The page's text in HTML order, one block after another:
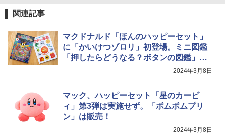
4
カップヌードル カップヌードルPRO シ
ーフードヌードル 高たんぱく&低糖質 さ
らに塩分控えめ 78g×12個
5
カップヌードル カップヌードルPRO し
ょうゆ 高たんぱく&低糖質 さらに塩分控
えめ 75g×12個
4
TOSHIBA(東芝) スチームオーブンレン
ジ 石窯ドーム ER-D80A(K) ブラック 25
0℃ 1段調理 フラットテーブル 電子レン
ジ 赤外線センサー ノンフライ調理 簡単
らし ファミリー
￥34,546
関連記事
マクドナルド「ほんのハッピーセット」
に「かいけつゾロリ」初登場。ミニ図鑑
「押したらどうなる？ボタンの図鑑」
2024年3月8日
マック、ハッピーセット「星のカービ
ィ」第3弾は実施せず。「ポムポムプリ
ン」は販売！
2024年3月8日